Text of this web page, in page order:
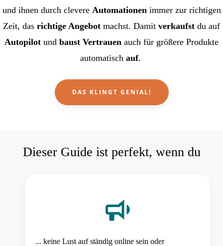
und ihnen durch clevere Automationen immer zur richtigen
Zeit, das richtige Angebot machst. Damit verkaufst du auf
Autopilot und baust Vertrauen auch für größere Produkte
automatisch auf.
DAS KLINGT GENIAL!
Dieser Guide ist perfekt, wenn du
... keine Lust auf ständig online sein oder